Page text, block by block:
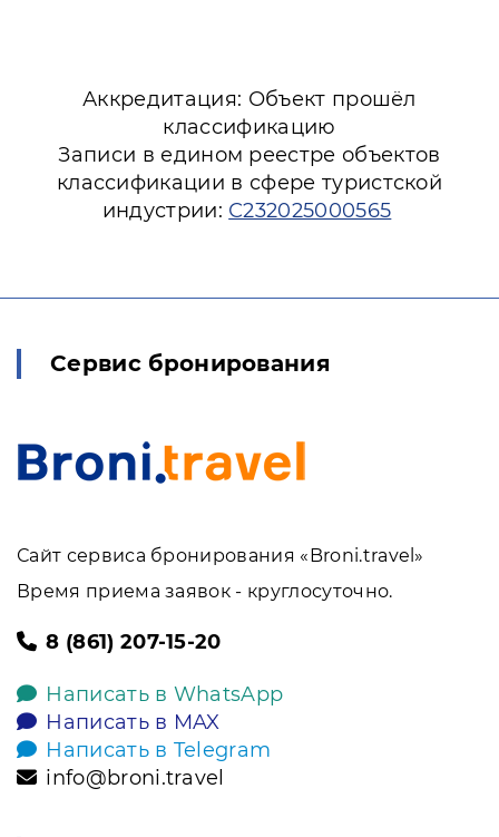
Аккредитация: Объект прошёл
классификацию
Записи в едином реестре объектов
классификации в сфере туристской
индустрии: С232025000565
Сервис бронирования
Сайт сервиса бронирования «Broni.travel»
Время приема заявок - круглосуточно.
8 (861) 207-15-20
Написать в WhatsApp
Написать в MAX
Написать в Telegram
info@broni.travel